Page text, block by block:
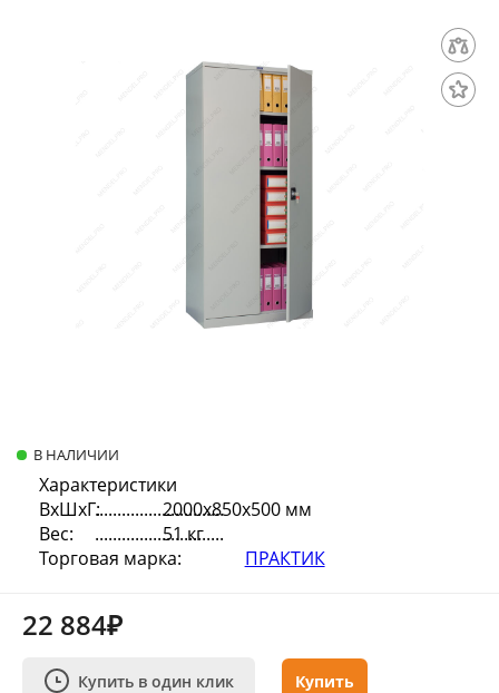
В НАЛИЧИИ
Характеристики
ВхШхГ:
2000х850х500 мм
Вес:
51 кг
Торговая марка:
ПРАКТИК
22 884₽
Купить в один клик Купить